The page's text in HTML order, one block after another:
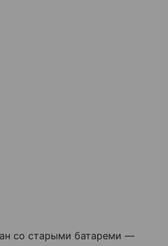
со старыми батареми —